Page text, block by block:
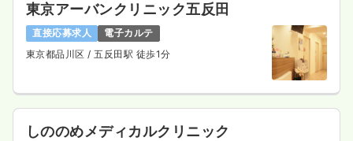
東京アーバンクリニック五反田
直接応募求人
電子カルテ
東京都品川区 / 五反田駅 徒歩1分
しののめメディカルクリニック